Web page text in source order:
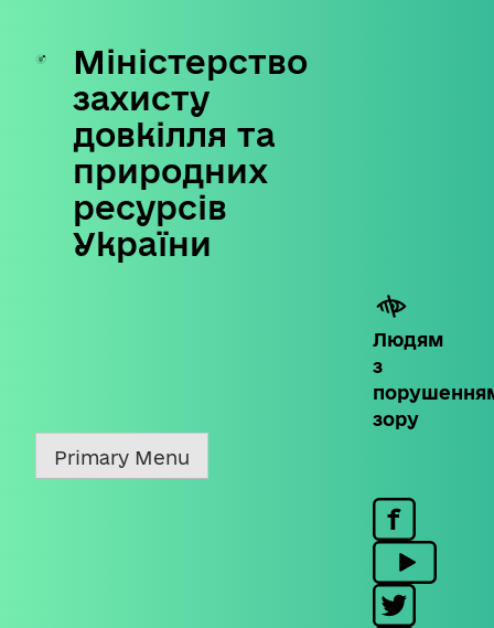
Skip
content
Міністерство
захисту
довкілля та
природних
ресурсів
України
Людям
з
зору
Primary Menu